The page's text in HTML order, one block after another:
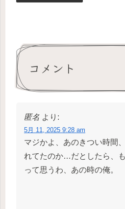
コメント
匿名 より:
5月 11, 2025 9:28 am
マジかよ、あのきつい時間
れてたのか…だとしたら、
って思うわ、あの時の俺。